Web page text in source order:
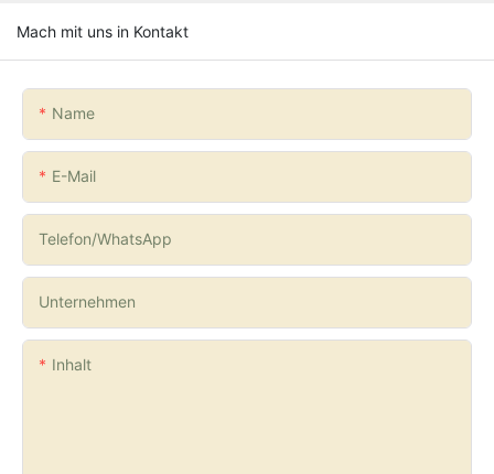
Mach mit uns in Kontakt
Name
E-Mail
Telefon/WhatsApp
Unternehmen
Inhalt